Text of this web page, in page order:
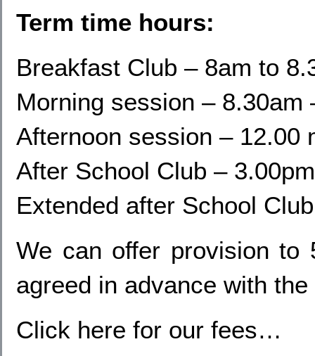
Term time hours:
Breakfast Club – 8am to
Morning session – 8.30am
Afternoon session – 12.00
After School Club –
Extended after School
We can offer provision to
agreed in advance with
Click here for our fees…